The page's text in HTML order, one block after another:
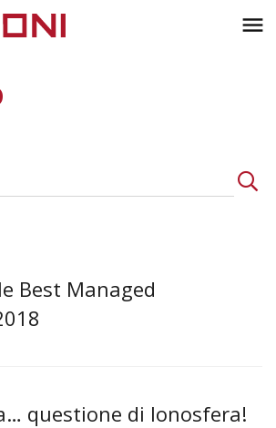
menu
Best Managed
questione di Ionosfera!